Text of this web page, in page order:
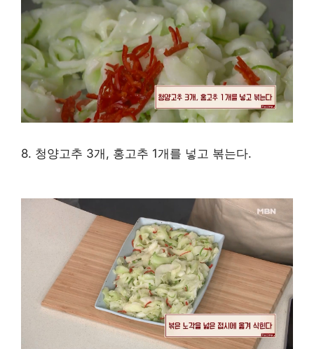
8. 청양고추 3개, 홍고추 1개를 넣고 볶는다.